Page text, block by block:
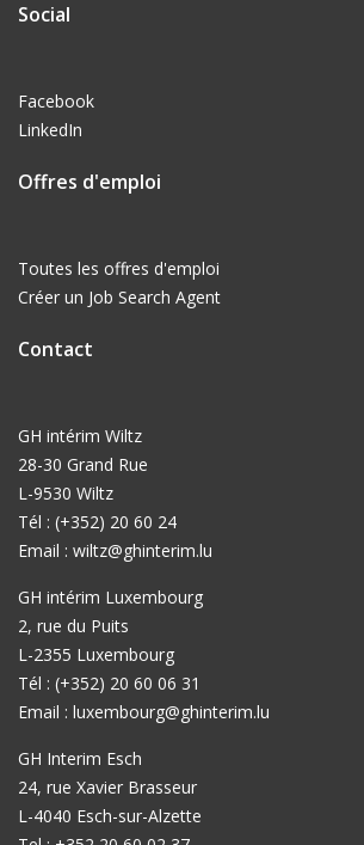
Social
Facebook
LinkedIn
Offres d'emploi
Toutes les offres d'emploi
Créer un Job Search Agent
Contact
GH intérim Wiltz
28-30 Grand Rue
L-9530 Wiltz
Tél : (+352) 20 60 24
Email : wiltz@ghinterim.lu
GH intérim Luxembourg
2, rue du Puits
L-2355 Luxembourg
Tél : (+352) 20 60 06 31
Email : luxembourg@ghinterim.lu
GH Interim Esch
24, rue Xavier Brasseur
L-4040 Esch-sur-Alzette